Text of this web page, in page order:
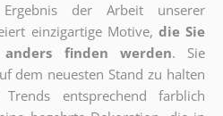
der Arbeit unserer
einzigartige Motive, die Sie
finden werden. Sie
dem neuesten Stand zu halten
entsprechend farblich